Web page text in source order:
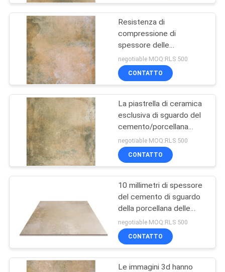
MAPPA
SITO
POLITICA
SULLA
PRIVACY
marmo della
porcellana di
sguardo
mattonelle di legno
della porcellana di
effetto
29
Mattonelle della
porcellana di
sguardo del tappeto
19
Resistenza di
compressione di
spessore delle
mattonelle 20mm della
porcellana di sguardo del
cemento del giardino
negotiable MOQ:RLS 500
CONTATTO
La piastrella di ceramica
esclusiva di sguardo del
cemento/porcellana
rinnovabile piastrella
600x600
negotiable MOQ:RLS 500
CONTATTO
10 millimetri di spessore
del cemento di sguardo
della porcellana delle
mattonelle di coloritura
accidentale di giallo
negotiable MOQ:RLS 500
CONTATTO
Le immagini 3d hanno